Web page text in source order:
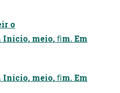
o
meio, ﬁm. Em
meio, ﬁm. Em